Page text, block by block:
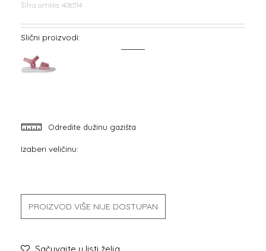
Šifra artikla: 408514
Slični proizvodi:
Odredite dužinu gazišta
Izaberi veličinu:
PROIZVOD VIŠE NIJE DOSTUPAN